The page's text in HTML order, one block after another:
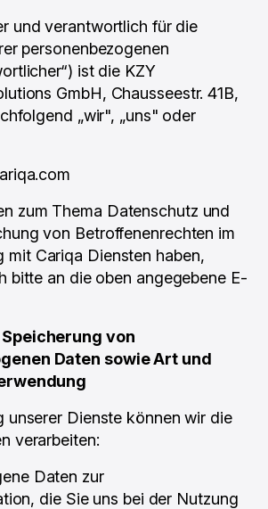
und verantwortlich für die
personenbezogenen
ist die KZY
GmbH, Chausseestr. 41B,
„wir", „uns" oder
zum Thema Datenschutz und
von Betroffenenrechten im
mit Cariqa Diensten haben,
bitte an die oben angegebene E-
von
Daten sowie Art und
unserer Dienste können wir die
verarbeiten:
Daten zur
die Sie uns bei der Nutzung